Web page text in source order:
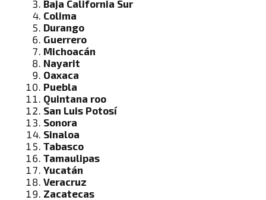
Baja California Sur
Colima
Durango
Guerrero
Michoacán
Nayarit
Oaxaca
Puebla
Quintana roo
San Luis Potosí
Sonora
Sinaloa
Tabasco
Tamaulipas
Yucatán
Veracruz
Zacatecas